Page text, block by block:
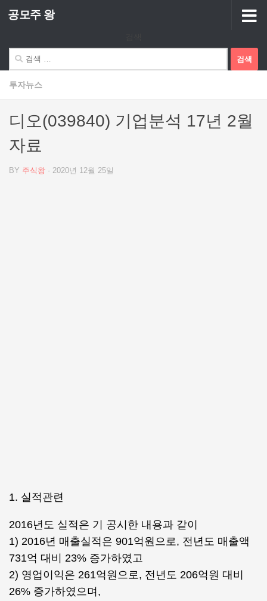
Skip to content
공모주 왕
색:
투자뉴스
디오(039840) 기업분석 17년 2월
자료
BY 주식왕 · 2020년 12월 25일
1. 실적관련
2016년도 실적은 기 공시한 내용과 같이
1) 2016년 매출실적은 901억원으로, 전년도 매출액
731억 대비 23% 증가하였고
2) 영업이익은 261억원으로, 전년도 206억원 대비
26% 증가하였으며,